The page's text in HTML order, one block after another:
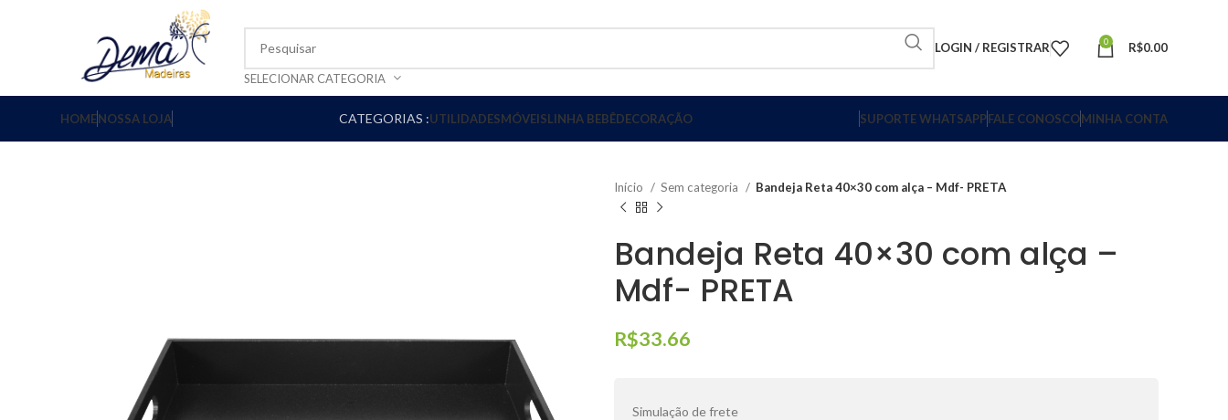
SELECIONAR CATEGORIA
LOGIN / REGISTRAR 0 R$0.00
HOMENOSSA LOJA CATEGORIAS :UTILIDADESMÓVEISLINHA BEBÊDECORAÇÃO SUPORTE WHATSAPPFALE CONOSCOMINHA CONTA
Início Sem categoria Bandeja Reta 40×30 com alça – Mdf- PRETA
Bandeja Reta 40×30 com alça –
Mdf- PRETA
R$33.66
Simulação de frete